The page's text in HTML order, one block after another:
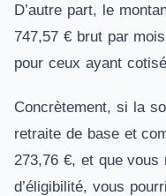
D’autre part, le
747,57 € brut par
pour ceux ayant
Concrètement, si la
retraite de base et
273,76 €, et que
d’éligibilité, vous